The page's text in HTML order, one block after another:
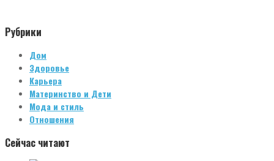
Рубрики
Дом
Здоровье
Карьера
Материнство и Дети
Мода и стиль
Отношения
Сейчас читают